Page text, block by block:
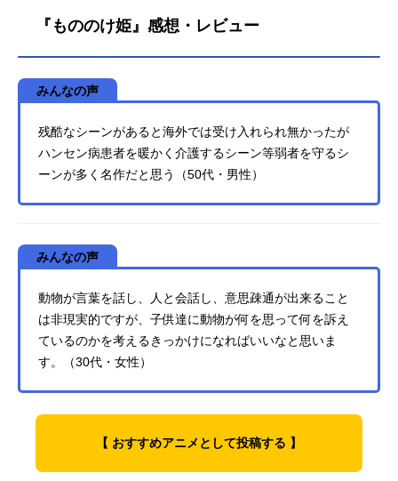
『もののけ姫』感想・レビュー
みんなの声
残酷なシーンがあると海外では受け入れられ無かったが
ハンセン病患者を暖かく介護するシーン等弱者を守るシ
ーンが多く名作だと思う（50代・男性）
みんなの声
動物が言葉を話し、人と会話し、意思疎通が出来ること
は非現実的ですが、子供達に動物が何を思って何を訴え
ているのかを考えるきっかけになればいいなと思いま
す。（30代・女性）
【 おすすめアニメとして投稿する 】